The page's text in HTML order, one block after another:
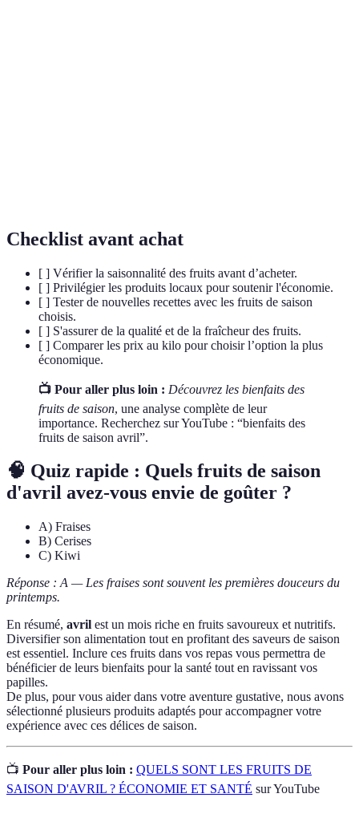
Checklist avant achat
[ ] Vérifier la saisonnalité des fruits avant d’acheter.
[ ] Privilégier les produits locaux pour soutenir l'économie.
[ ] Tester de nouvelles recettes avec les fruits de saison
choisis.
[ ] S'assurer de la qualité et de la fraîcheur des fruits.
[ ] Comparer les prix au kilo pour choisir l’option la plus
économique.
📺 Pour aller plus loin : Découvrez les bienfaits des
fruits de saison, une analyse complète de leur
importance. Recherchez sur YouTube : “bienfaits des
fruits de saison avril”.
🧠 Quiz rapide : Quels fruits de saison
d'avril avez-vous envie de goûter ?
A) Fraises
B) Cerises
C) Kiwi
Réponse : A — Les fraises sont souvent les premières douceurs du
printemps.
En résumé, avril est un mois riche en fruits savoureux et nutritifs.
Diversifier son alimentation tout en profitant des saveurs de saison
est essentiel. Inclure ces fruits dans vos repas vous permettra de
bénéficier de leurs bienfaits pour la santé tout en ravissant vos
papilles.
De plus, pour vous aider dans votre aventure gustative, nous avons
sélectionné plusieurs produits adaptés pour accompagner votre
expérience avec ces délices de saison.
📺 Pour aller plus loin : QUELS SONT LES FRUITS DE
SAISON D'AVRIL ? ÉCONOMIE ET SANTÉ sur YouTube